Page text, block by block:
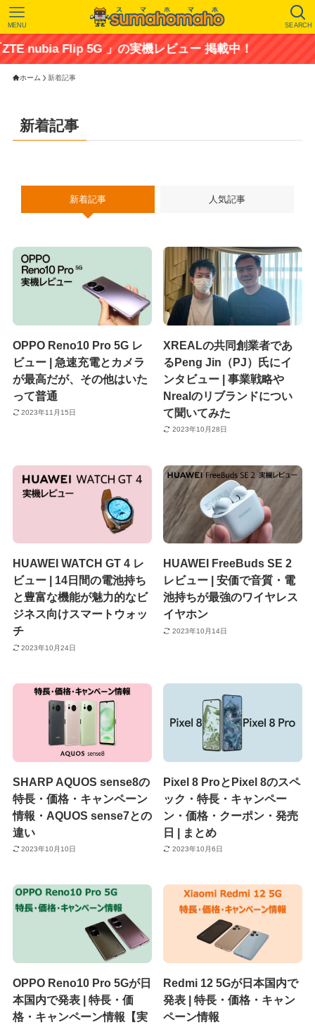
SEARCH
MENU
nubia Flip 5G 」の実機レビュー 掲載中！
ホーム 新着記事
新着記事
新着記事 人気記事
OPPO Reno10 Pro 5G レ
ビュー | 急速充電とカメラ
が最高だが、その他はいた
って普通
2023年11月15日
XREALの共同創業者であ
るPeng Jin（PJ）氏にイ
ンタビュー | 事業戦略や
Nrealのリブランドについ
て聞いてみた
2023年10月28日
HUAWEI WATCH GT 4 レ
ビュー | 14日間の電池持ち
と豊富な機能が魅力的なビ
ジネス向けスマートウォッ
チ
2023年10月24日
HUAWEI FreeBuds SE 2
レビュー | 安価で音質・電
池持ちが最強のワイヤレス
イヤホン
2023年10月14日
SHARP AQUOS sense8の
特長・価格・キャンペーン
情報・AQUOS sense7との
違い
2023年10月10日
Pixel 8 ProとPixel 8のスペ
ック・特長・キャンペー
ン・価格・クーポン・発売
日 | まとめ
2023年10月6日
OPPO Reno10 Pro 5Gが日
本国内で発表 | 特長・価
格・キャンペーン情報【実
Redmi 12 5Gが日本国内で
発表 | 特長・価格・キャン
ペーン情報